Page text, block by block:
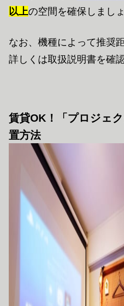
以上の空間を確保しましょ
なお、機種によって推奨
詳しくは取扱説明書を確
賃貸OK！「プロジェ
置方法